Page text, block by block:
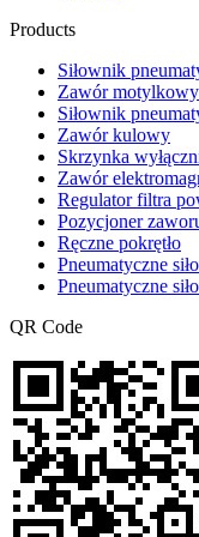
Products
Siłownik
Zawór motylkowy
Siłownik
Zawór kulowy
Skrzynka
Zawór
Regulator filtra
Pozycjoner
Ręczne pokrętło
Pneumatyczne
Pneumatyczne
QR Code